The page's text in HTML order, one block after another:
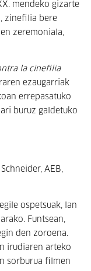
mendeko gizarte
zinefilia bere
zeremoniala,
la cinefilia
ezaugarriak
errepasatuko
buruz galdetuko
AEB,
ospetsuak, lan
Funtsean,
den zoroena.
irudiaren arteko
sorburua filmen